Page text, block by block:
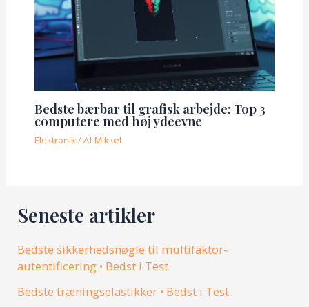
Bedste bærbar til grafisk arbejde: Top 3
computere med høj ydeevne
Elektronik/ AfMikkel
Seneste artikler
Bedste sikkerhedsnøgle til multifaktor-
autentificering • Bedst i Test
Bedste træningselastikker • Bedst i Test